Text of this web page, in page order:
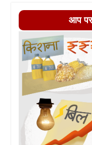
आप पर